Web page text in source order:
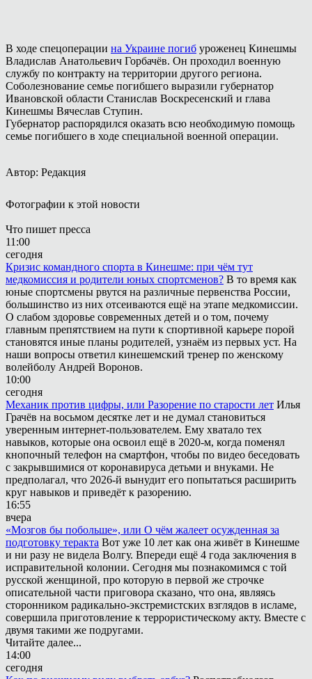
В ходе спецоперации на Украине погиб уроженец Кинешмы
Владислав Анатольевич Горбачёв. Он проходил военную
службу по контракту на территории другого региона.
Соболезнование семье погибшего выразили губернатор
Ивановской области Станислав Воскресенский и глава
Кинешмы Вячеслав Ступин.
Губернатор распорядился оказать всю необходимую помощь
семье погибшего в ходе специальной военной операции.
Автор: Редакция
Фотографии к этой новости
Что пишет пресса
11:00
сегодня
Кризис командного спорта в Кинешме: при чём тут
медкомиссия и родители юных спортсменов? В то время как
юные спортсмены рвутся на различные первенства России,
большинство из них отсеиваются ещё на этапе медкомиссии.
О слабом здоровье современных детей и о том, почему
главным препятствием на пути к спортивной карьере порой
становятся иные планы родителей, узнаём из первых уст. На
наши вопросы ответил кинешемский тренер по женскому
волейболу Андрей Воронов.
10:00
сегодня
Механик против цифры, или Разорение по старости лет Илья
Грачёв на восьмом десятке лет и не думал становиться
уверенным интернет-пользователем. Ему хватало тех
навыков, которые она освоил ещё в 2020-м, когда поменял
кнопочный телефон на смартфон, чтобы по видео беседовать
с закрывшимися от коронавируса детьми и внуками. Не
предполагал, что 2026-й вынудит его попытаться расширить
круг навыков и приведёт к разорению.
16:55
вчера
«Мозгов бы побольше», или О чём жалеет осужденная за
подготовку теракта Вот уже 10 лет как она живёт в Кинешме
и ни разу не видела Волгу. Впереди ещё 4 года заключения в
исправительной колонии. Сегодня мы познакомимся с той
русской женщиной, про которую в первой же строчке
описательной части приговора сказано, что она, являясь
сторонником радикально-экстремистских взглядов в исламе,
совершила приготовление к террористическому акту. Вместе с
двумя такими же подругами.
Читайте далее...
14:00
сегодня